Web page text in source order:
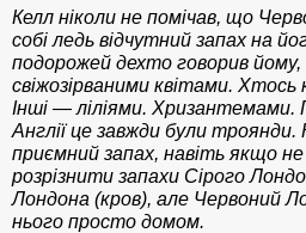
Келл ніколи не помічав, що
собі ледь відчутний запах на
подорожей дехто говорив йому,
свіжозірваними квітами.
Інші — ліліями. Хризантемами.
Англії це завжди були троянди.
приємний запах, навіть якщо не
розрізнити запахи Сірого
Лондона (кров), але Червоний
нього просто домом.